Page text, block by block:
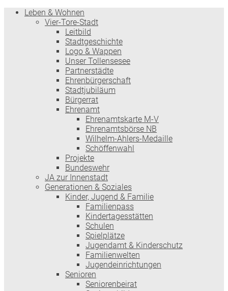
Leben & Wohnen
Vier-Tore-Stadt
Leitbild
Stadtgeschichte
Logo & Wappen
Unser Tollensesee
Partnerstädte
Ehrenbürgerschaft
Stadtjubiläum
Bürgerrat
Ehrenamt
Ehrenamtskarte M-V
Ehrenamtsbörse NB
Wilhelm-Ahlers-Medaille
Schöffenwahl
Projekte
Bundeswehr
JA zur Innenstadt
Generationen & Soziales
Kinder, Jugend & Familie
Familienpass
Kindertages­stätten
Schulen
Spielplätze
Jugendamt & Kinderschutz
Familienwelten
Jugendeinrichtungen
Senioren
Seniorenbeirat